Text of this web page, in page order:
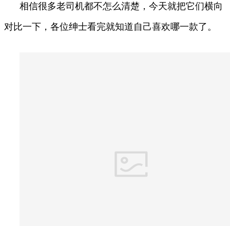
相信很多老司机都不怎么清楚，今天就把它们横向
对比一下，各位绅士看完就知道自己喜欢哪一款了。